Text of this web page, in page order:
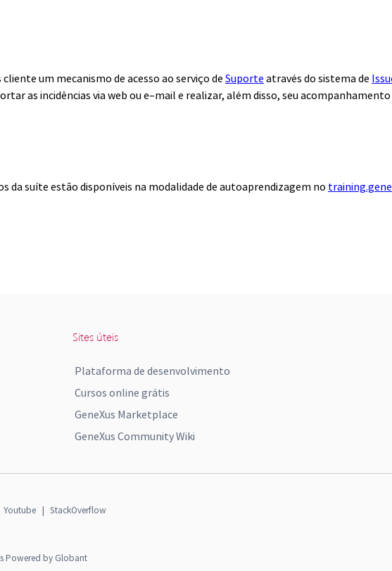
cliente um mecanismo de acesso ao serviço de Suporte através do sistema de
as incidências via web ou e–mail e realizar, além disso, seu
da suíte estão disponíveis na modalidade de autoaprendizagem no
Sites úteis
Plataforma de desenvolvimento
Cursos online grátis
GeneXus Marketplace
GeneXus Community Wiki
Youtube | StackOverflow
Powered by Globant